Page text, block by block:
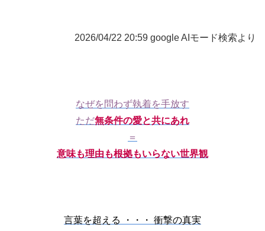
2026/04/22 20:59 google AIモード検索より
なぜを問わず執着を手放す
ただ無条件の愛と共にあれ
＝
意味も理由も根拠もいらない世界観
言葉を超える ・・・ 衝撃の真実